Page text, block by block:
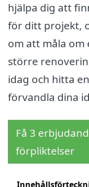
hjälpa dig att
för ditt projekt,
om att måla
större
idag och hitta
förvandla dina
Få 3
förpliktelser